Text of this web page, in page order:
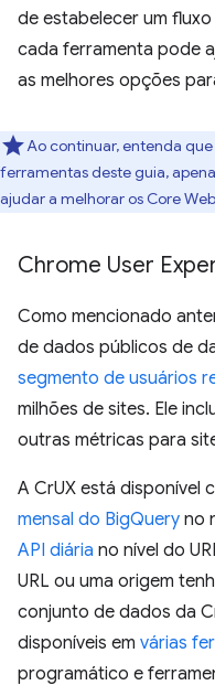
de estabelecer um
cada ferramenta pode
as melhores opções
Ao continuar, entenda
ferramentas deste guia,
ajudar a melhorar os Core
Chrome User
Como mencionado
de dados públicos de
segmento de usuários
milhões de sites. Ele
outras métricas para
A CrUX está disponível
mensal do BigQuery no
API diária no nível do
URL ou uma origem
conjunto de dados da
disponíveis em várias
programático e